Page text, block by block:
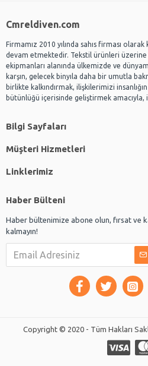
Cmreldiven.com
Firmamız 2010 yılında sahıs firması
devam etmektedir. Tekstil ürünleri üzerine
ekipmanları alanında ülkemizde ve
karşın, gelecek binyıla daha bir umutla
birlikte kalkındırmak, ilişkilerimizi
bütünlüğü içerisinde geliştirmek
Bilgi Sayfaları
Müşteri Hizmetleri
Linklerimiz
Haber Bülteni
Haber bültenimize abone olun, fırsat ve
kalmayın!
Copyright © 2020 - Tüm Hakları